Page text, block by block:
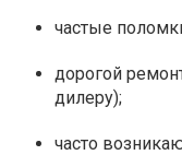
частые
дорогой
дилеру);
часто